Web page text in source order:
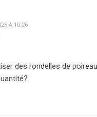
À 10:26
des rondelles de